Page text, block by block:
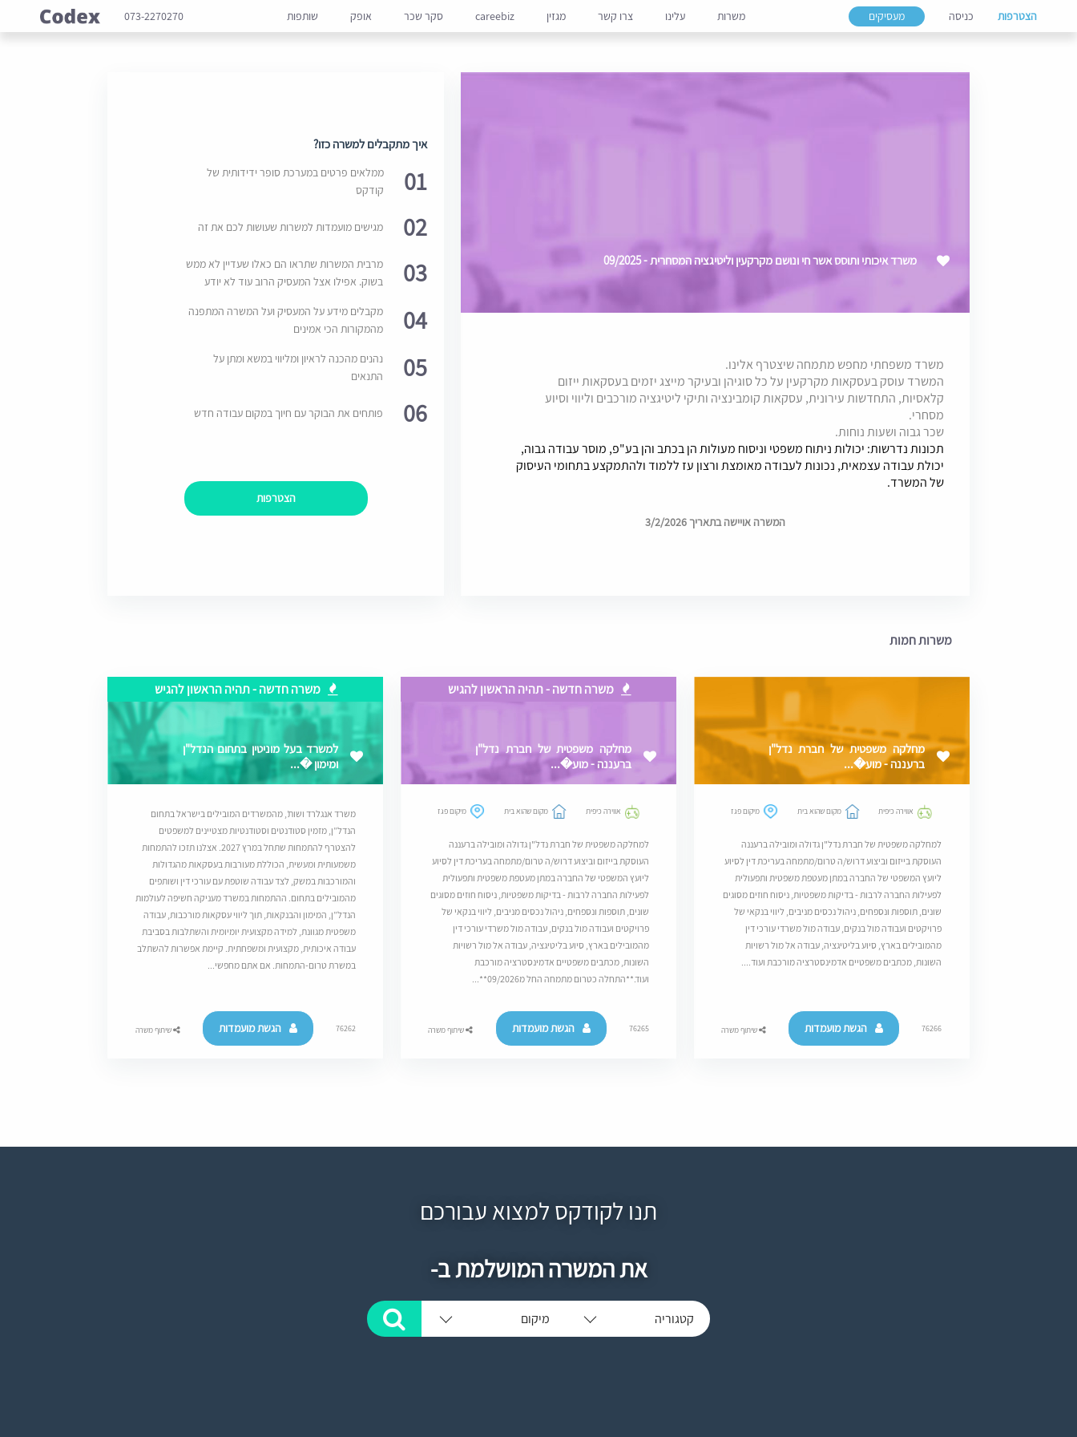
הצטרפות כניסה מעסיקים משרות עלינו צרו קשר מגזין careebiz סקר שכר אופק שותפות 073-2270270
משרד איכותי ותוסס אשר חי ונושם מקרקעין וליטיגציה המסחרית - 09/2025
משרד משפחתי מחפש מתמחה שיצטרף אלינו.
המשרד עוסק בעסקאות מקרקעין על כל סוגיהן ובעיקר מייצג יזמים בעסקאות ייזום
קלאסיות, התחדשות עירונית, עסקאות קומבינציה ותיקי ליטיגציה מורכבים וליווי וסיוע
מסחרי.
שכר גבוה ושעות נוחות.
תכונות נדרשות: יכולות ניתוח משפטי וניסוח מעולות הן בכתב והן בע"פ, מוסר עבודה גבוה,
יכולת עבודה עצמאית, נכונות לעבודה מאומצת ורצון עז ללמוד ולהתמקצע בתחומי העיסוק
של המשרד.
המשרה אויישה בתאריך 3/2/2026
איך מתקבלים למשרה כזו?
01
ממלאים פרטים במערכת סופר ידידותית של
קודקס
02 מגישים מועמדות למשרות שעושות לכם את זה
03
מרבית המשרות שתראו הם כאלו שעדיין לא ממש
בשוק. אפילו אצל המעסיק הרוב עוד לא יודע
04
מקבלים מידע על המעסיק ועל המשרה המתפנה
מהמקורות הכי אמינים
05
נהנים מהכנה לראיון ומליווי במשא ומתן על
התנאים
06 פותחים את הבוקר עם חיוך במקום עבודה חדש
הצטרפות
משרות חמות
מחלקה משפטית של חברת נדל"ן
ברעננה - מוע�...
אווירה כיפית מקום שהוא בית מיקום פגז
למחלקה משפטית של חברת נדל"ן גדולה ומובילה ברעננה
העוסקת בייזום וביצוע דרוש/ה טרום/מתמחה בעריכת דין לסיוע
ליועץ המשפטי של החברה במתן מעטפת משפטית ותפעולית
לפעילות החברה לרבות - בדיקות משפטיות, ניסוח חוזים מסוגים
שונים, תוספות ונספחים, ניהול נכסים מניבים, ליווי בנקאי של
פרויקטים ועבודה מול בנקים, עבודה מול משרדי עורכי דין
מהמובילים בארץ, סיוע בליטיגציה, עבודה אל מול רשויות
השונות, מכתבים משפטיים אדמינסטרציה מורכבת ועוד....
76266 הגשת מועמדות שיתוף משרה
משרה חדשה - תהיה הראשון להגיש
מחלקה משפטית של חברת נדל"ן
ברעננה - מוע�...
אווירה כיפית מקום שהוא בית מיקום פגז
למחלקה משפטית של חברת נדל"ן גדולה ומובילה ברעננה
העוסקת בייזום וביצוע דרוש/ה טרום/מתמחה בעריכת דין לסיוע
ליועץ המשפטי של החברה במתן מעטפת משפטית ותפעולית
לפעילות החברה לרבות - בדיקות משפטיות, ניסוח חוזים מסוגים
שונים, תוספות ונספחים, ניהול נכסים מניבים, ליווי בנקאי של
פרויקטים ועבודה מול בנקים, עבודה מול משרדי עורכי דין
מהמובילים בארץ, סיוע בליטיגציה, עבודה אל מול רשויות
השונות, מכתבים משפטיים אדמינסטרציה מורכבת
ועוד.**התחלה כטרום מתמחה החל מ09/2026**...
76265 הגשת מועמדות שיתוף משרה
משרה חדשה - תהיה הראשון להגיש
למשרד בעל מוניטין בתחום הנדל"ן
ומימון �...
משרד אנגלרד ושות’, מהמשרדים המובילים בישראל בתחום
הנדל”ן, מזמין סטודנטים וסטודנטיות מצטיינים למשפטים
להצטרף להתמחות שתחל במרץ 2027. אצלנו תזכו להתמחות
משמעותית ומעשית, הכוללת מעורבות בעסקאות מהגדולות
והמורכבות במשק, לצד עבודה שוטפת עם עורכי דין ושותפים
מהמובילים בתחום. ההתמחות במשרד מעניקה חשיפה לעולמות
הנדל”ן, המימון והבנקאות, תוך ליווי עסקאות מורכבות, עבודה
משפטית מגוונת, למידה מקצועית יומיומית והשתלבות בסביבת
עבודה איכותית, מקצועית ומשפחתית. קיימת אפשרות להשתלב
במשרת טרום-התמחות. אם אתם מחפשי...
76262 הגשת מועמדות שיתוף משרה
תנו לקודקס למצוא עבורכם
את המשרה המושלמת ב-
קטגוריה מיקום